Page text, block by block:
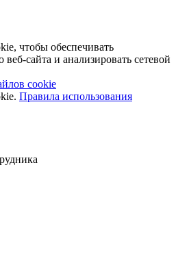
чтобы обеспечивать
сайта и анализировать сетевой
cookie
Правила использования